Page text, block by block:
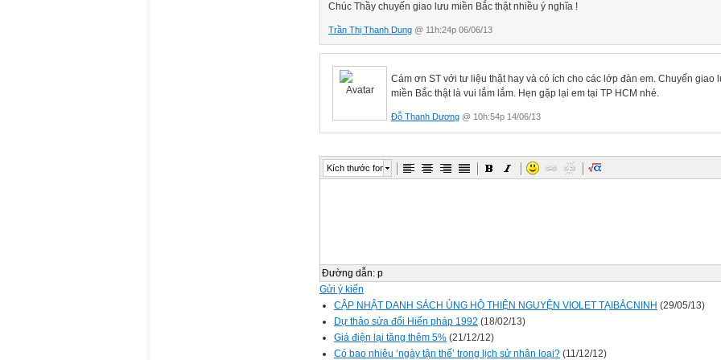
Chúc Thầy chuyến giao lưu miền Bắc thật nhiều ý nghĩa !
Trần Thị Thanh Dung @ 11h:24p 06/06/13
Cám ơn ST với tư liệu thật hay và có ích cho các lớp đàn em. Chuyến giao
miền Bắc thật là vui lắm lắm. Hẹn gặp lại em tại TP HCM nhé.
Đỗ Thanh Dương @ 10h:54p 14/06/13
Kích thước font
Đường dẫn: p
Gửi ý kiến
CẬP NHẬT DANH SÁCH ỦNG HỘ THIỆN NGUYỆN VIOLET TẠIBẮCNINH (29/05/13)
Dự thảo sửa đổi Hiến pháp 1992 (18/02/13)
Giá điện lại tăng thêm 5% (21/12/12)
Có bao nhiêu ‘ngày tận thế’ trong lịch sử nhân loại? (11/12/12)